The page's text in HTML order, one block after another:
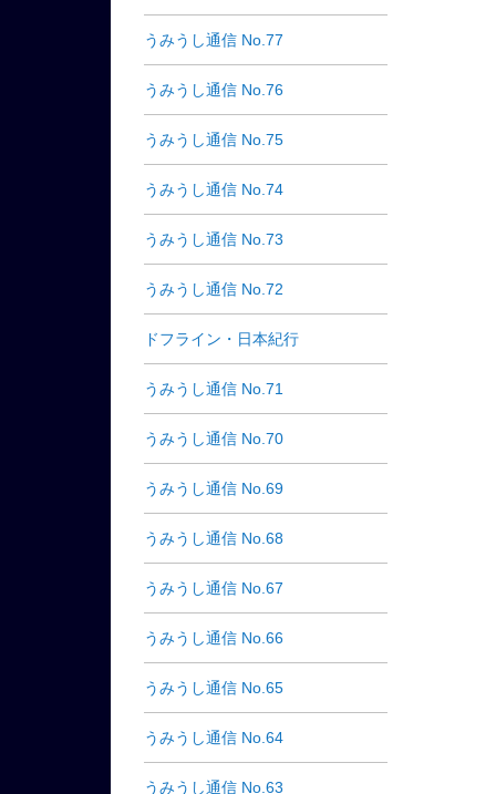
うみうし通信 No.77
うみうし通信 No.76
うみうし通信 No.75
うみうし通信 No.74
うみうし通信 No.73
うみうし通信 No.72
ドフライン・日本紀行
うみうし通信 No.71
うみうし通信 No.70
うみうし通信 No.69
うみうし通信 No.68
うみうし通信 No.67
うみうし通信 No.66
うみうし通信 No.65
うみうし通信 No.64
うみうし通信 No.63